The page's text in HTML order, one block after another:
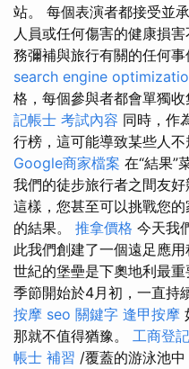
站。 每個表演者都接受並
人員或任何傷害的健康損
務彌補與旅行有關的任何事
search engine
格，每個參與者都會單獨
記帳士 考試內容 同時，作
行榜，這可能導致某些人不
Google商家檔案 在“結果”
我們的徒步旅行者之間友好
這樣，您甚至可以挑戰您
的結果。 推拿價格 今天我
此我們創建了一個遠足應
世紀的堡壘是下奧地利最重
季節開始於4月初，一直持
按摩 seo 關鍵字 逢甲按摩
那就不值得猶豫。 工商登記
帳士 補習 /覆蓋的游泳池